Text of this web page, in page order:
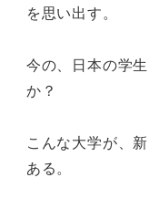
を思い出す。
今の、日本の学
か？
こんな大学が、
ある。